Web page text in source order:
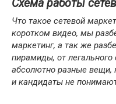
Схема работы
Что такое сетевой
коротком видео, мы
маркетинг, а так же
пирамиды, от легального
абсолютно разные вещи,
и кандидаты не